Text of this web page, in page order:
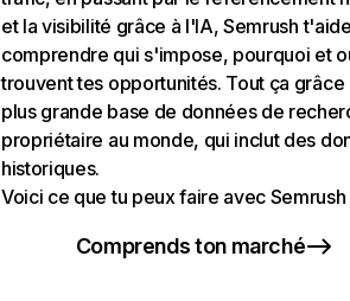
et la visibilité grâce à l'IA, Semrush
comprendre qui s'impose, pourquoi et
trouvent tes opportunités. Tout ça grâce
plus grande base de données de
propriétaire au monde, qui inclut des
historiques.
Voici ce que tu peux faire avec Semrush
Comprends ton marché